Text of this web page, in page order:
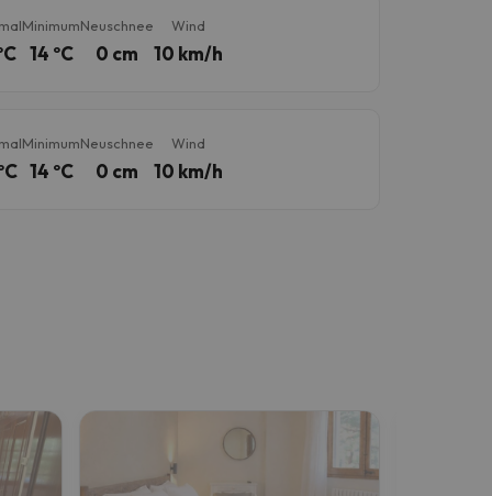
Minimum
14 ºC
Neuschnee
0 cm
Wind
10 km/h
Minimum
14 ºC
Neuschnee
0 cm
Wind
10 km/h